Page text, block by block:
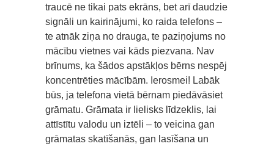
traucē ne tikai pats ekrāns, bet arī daudzie
signāli un kairinājumi, ko raida telefons –
te atnāk ziņa no drauga, te paziņojums no
mācību vietnes vai kāds piezvana. Nav
brīnums, ka šādos apstākļos bērns nespēj
koncentrēties mācībām. Ierosmei! Labāk
būs, ja telefona vietā bērnam piedāvāsiet
grāmatu. Grāmata ir lielisks līdzeklis, lai
attīstītu valodu un iztēli – to veicina gan
grāmatas skatīšanās, gan lasīšana un